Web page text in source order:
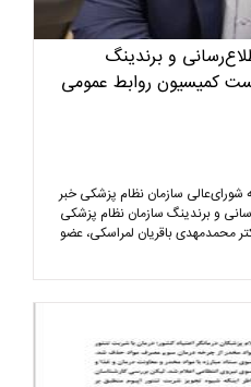
و برندینگ
کمیسیون روابط عمومی
سازمان نظام پزشکی خبر
و برندینگ سازمان نظام پزشکی
محمدمهدی باقریان لمراسکی، عضو